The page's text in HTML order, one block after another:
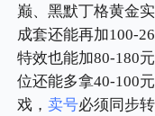
巅、黑默丁格黄金
成套还能再加100-
特效也能加80-180
位还能多拿40-100
戏，卖号必须同步